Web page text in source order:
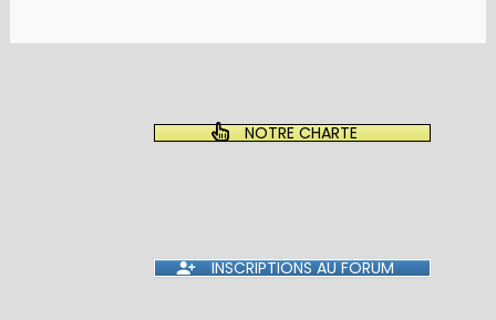
NOTRE CHARTE
INSCRIPTIONS AU FORUM